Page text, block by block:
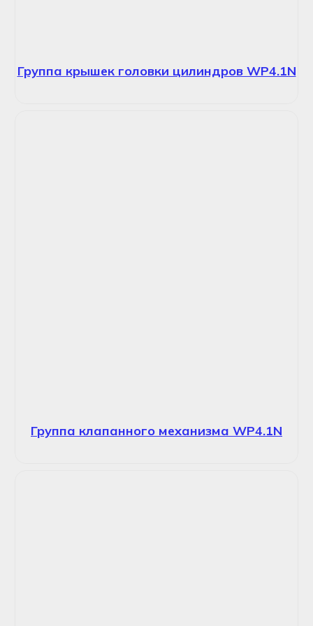
Группа крышек головки цилиндров WP4.1N
Группа клапанного механизма WP4.1N